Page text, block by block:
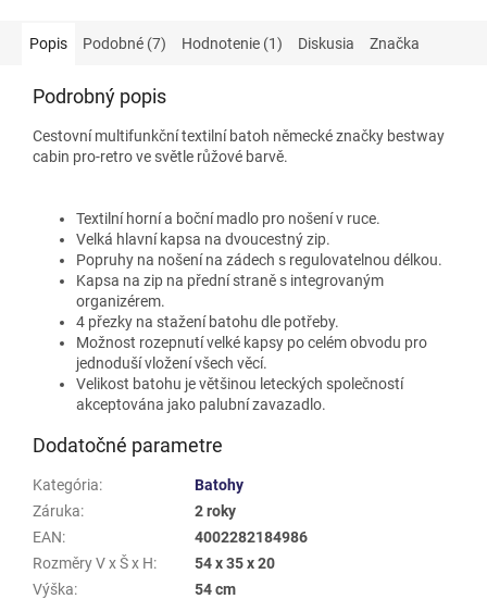
Popis Podobné (7) Hodnotenie (1) Diskusia Značka
Podrobný popis
Cestovní multifunkční textilní batoh německé značky bestway
cabin pro-retro ve světle růžové barvě.
Textilní horní a boční madlo pro nošení v ruce.
Velká hlavní kapsa na dvoucestný zip.
Popruhy na nošení na zádech s regulovatelnou délkou.
Kapsa na zip na přední straně s integrovaným
organizérem.
4 přezky na stažení batohu dle potřeby.
Možnost rozepnutí velké kapsy po celém obvodu pro
jednoduší vložení všech věcí.
Velikost batohu je většinou leteckých společností
akceptována jako palubní zavazadlo.
Dodatočné parametre
Kategória:
Batohy
Záruka:
2 roky
EAN:
4002282184986
Rozměry V x Š x H:
54 x 35 x 20
Výška:
54 cm